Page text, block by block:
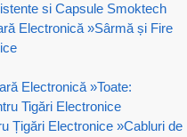
si Capsule Smoktech
Electronică »Sârmă și Fire
Electronică »Toate:
Tigări Electronice
Țigări Electronice »Cabluri de